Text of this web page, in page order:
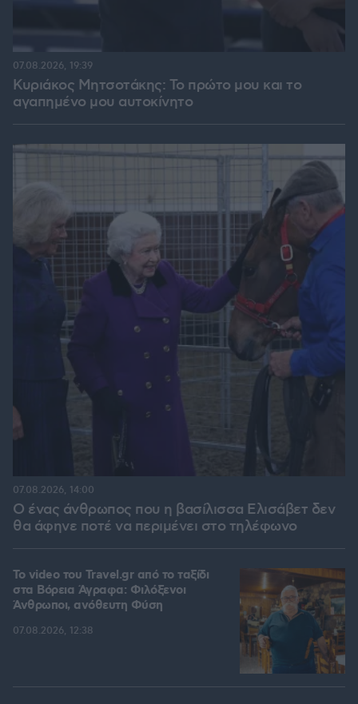
Κυριάκος Μητσοτάκης: Το πρώτο μου και το
αγαπημένο μου αυτοκίνητο
07.08.2026, 19:39
Ο ένας άνθρωπος που η βασίλισσα Ελισάβετ δεν
θα άφηνε ποτέ να περιμένει στο τηλέφωνο
07.08.2026, 14:00
To video του Travel.gr από το ταξίδι
στα Βόρεια Άγραφα: Φιλόξενοι
Άνθρωποι, ανόθευτη Φύση
07.08.2026, 12:38